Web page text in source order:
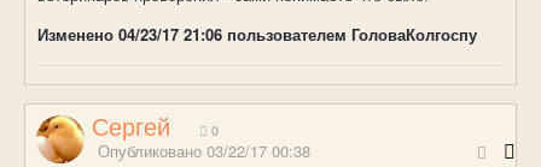
Изменено 04/23/17 21:06 пользователем ГоловаКолгоспу
Сергей 0
Опубликовано 03/22/17 00:38